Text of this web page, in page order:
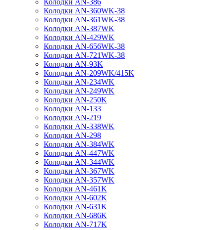
Колодки AN-386
Колодки AN-360WK-38
Колодки AN-361WK-38
Колодки AN-387WK
Колодки AN-429WK
Колодки AN-656WK-38
Колодки AN-721WK-38
Колодки AN-93K
Колодки AN-209WK/415K
Колодки AN-234WK
Колодки AN-249WK
Колодки AN-250K
Колодки AN-133
Колодки AN-219
Колодки AN-338WK
Колодки AN-298
Колодки AN-384WK
Колодки AN-447WK
Колодки AN-344WK
Колодки AN-367WK
Колодки AN-357WK
Колодки AN-461K
Колодки AN-602K
Колодки AN-631K
Колодки AN-686K
Колодки AN-717K